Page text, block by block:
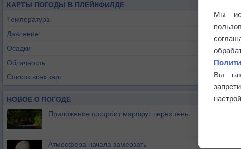
КАРТЫ ПОГОДЫ В ПЛЕЙНФИЛДЕ
Температура
Давление
Осадки
Облачность
Список всех карт
НОВОЕ О ПОГОДЕ
Приложение построит маршрут через тень
Атмосфера начала замерзать
Мы
Вы